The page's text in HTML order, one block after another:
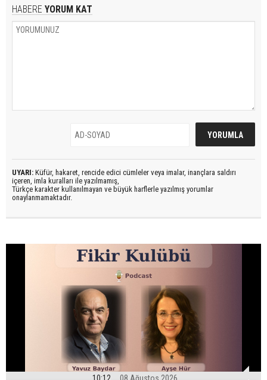
HABERE YORUM KAT
UYARI: Küfür, hakaret, rencide edici cümleler veya imalar, inançlara saldırı
içeren, imla kuralları ile yazılmamış,
Türkçe karakter kullanılmayan ve büyük harflerle yazılmış yorumlar
onaylanmamaktadır.
10:12 08 Ağustos 2026